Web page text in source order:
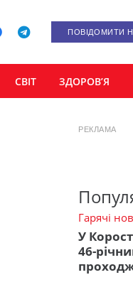
ПОВІДОМИТИ
СВІТ ЗДОРОВ’Я
РЕКЛАМА
Гарячі
У
46-